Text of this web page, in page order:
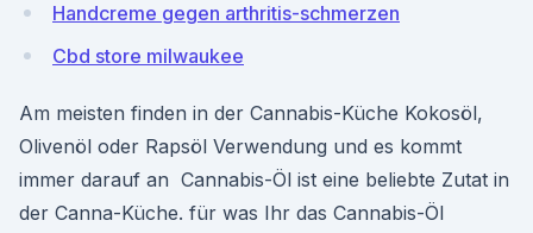
Handcreme gegen arthritis-schmerzen
Cbd store milwaukee
Am meisten finden in der Cannabis-Küche Kokosöl,
Olivenöl oder Rapsöl Verwendung und es kommt
immer darauf an Cannabis-Öl ist eine beliebte Zutat in
der Canna-Küche. für was Ihr das Cannabis-Öl